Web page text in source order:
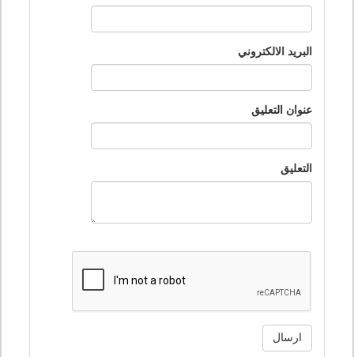
البريد الالكتروني
عنوان التعليق
التعليق
ارسال